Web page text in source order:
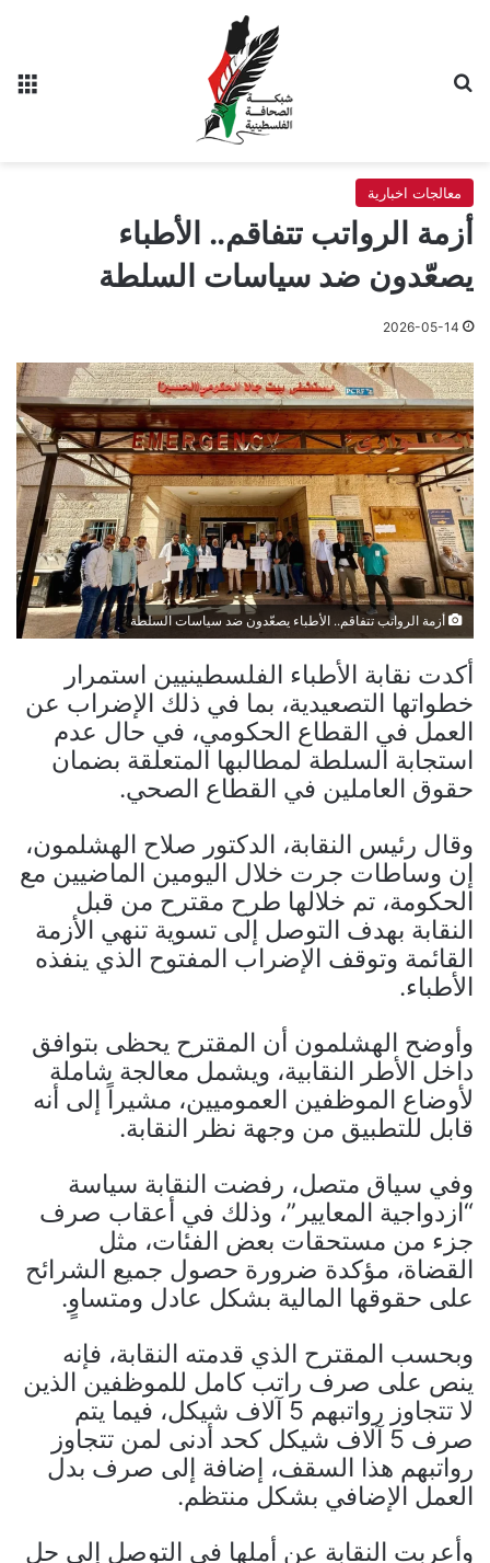
معالجات اخبارية
أزمة الرواتب تتفاقم.. الأطباء
يصعّدون ضد سياسات السلطة
2026-05-14
أزمة الرواتب تتفاقم.. الأطباء يصعّدون ضد سياسات السلطة
أكدت نقابة الأطباء الفلسطينيين استمرار
خطواتها التصعيدية، بما في ذلك الإضراب عن
العمل في القطاع الحكومي، في حال عدم
استجابة السلطة لمطالبها المتعلقة بضمان
حقوق العاملين في القطاع الصحي.
وقال رئيس النقابة، الدكتور صلاح الهشلمون،
إن وساطات جرت خلال اليومين الماضيين مع
الحكومة، تم خلالها طرح مقترح من قبل
النقابة بهدف التوصل إلى تسوية تنهي الأزمة
القائمة وتوقف الإضراب المفتوح الذي ينفذه
الأطباء.
وأوضح الهشلمون أن المقترح يحظى بتوافق
داخل الأطر النقابية، ويشمل معالجة شاملة
لأوضاع الموظفين العموميين، مشيراً إلى أنه
قابل للتطبيق من وجهة نظر النقابة.
وفي سياق متصل، رفضت النقابة سياسة
“ازدواجية المعايير”، وذلك في أعقاب صرف
جزء من مستحقات بعض الفئات، مثل
القضاة، مؤكدة ضرورة حصول جميع الشرائح
على حقوقها المالية بشكل عادل ومتساوٍ.
وبحسب المقترح الذي قدمته النقابة، فإنه
ينص على صرف راتب كامل للموظفين الذين
لا تتجاوز رواتبهم 5 آلاف شيكل، فيما يتم
صرف 5 آلاف شيكل كحد أدنى لمن تتجاوز
رواتبهم هذا السقف، إضافة إلى صرف بدل
العمل الإضافي بشكل منتظم.
وأعربت النقابة عن أملها في التوصل إلى حل